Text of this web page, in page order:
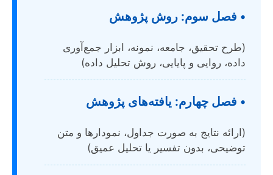
• فصل سوم: روش پژوهش
(طرح تحقیق، جامعه، نمونه، ابزار جمع‌آوری
داده، روایی و پایایی، روش تحلیل داده)
• فصل چهارم: یافته‌های پژوهش
(ارائه نتایج به صورت جداول، نمودارها و متن
توضیحی، بدون تفسیر یا تحلیل عمیق)